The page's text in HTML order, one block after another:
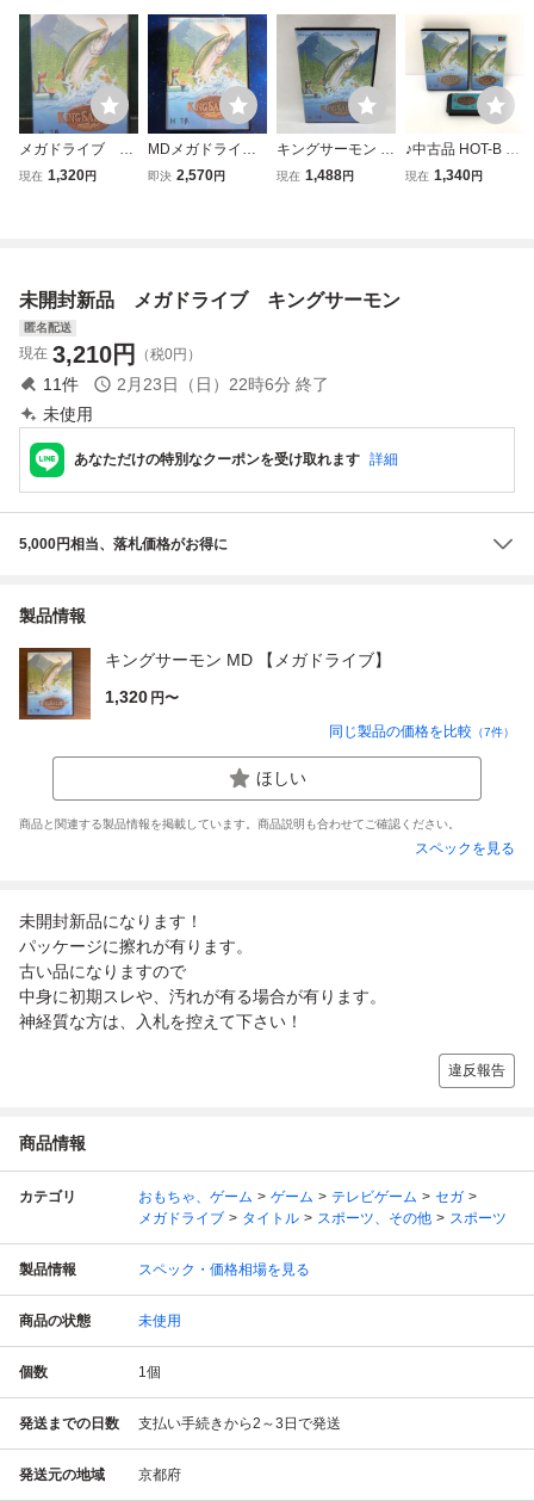
メガドライブ キ
ングサーモン 起
現在 1,320円
MDメガドライブ
キングサーモン
即決 2,570円
キングサーモン メ
ガドライブ MD
現在 1,488円
♪中古品 HOT-B ホ
ットビイ キングサ
現在 1,340円
未開封新品 メガドライブ キングサーモン
匿名配送
現在 3,210円 （税0円）
11件 2月23日（日）22時6分 終了
未使用
あなただけの特別なクーポンを受け取れます 詳細
5,000円相当、落札価格がお得に
製品情報
キングサーモン MD 【メガドライブ】
1,320 円〜
同じ製品の価格を比較 （7件）
ほしい
商品と関連する製品情報を掲載しています。商品説明も合わせてご確認ください。
スペックを見る
未開封新品になります！
パッケージに擦れが有ります。
古い品になりますので
中身に初期スレや、汚れが有る場合が有ります。
神経質な方は、入札を控えて下さい！
違反報告
商品情報
カテゴリ おもちゃ、ゲーム ゲーム テレビゲーム
セガ
メガドライブ
タイトル スポーツ、その他 スポーツ
製品情報 スペック・価格相場を見る
商品の状態 未使用
個数 1個
発送までの日数 支払い手続きから2～3日で発送
発送元の地域 京都府